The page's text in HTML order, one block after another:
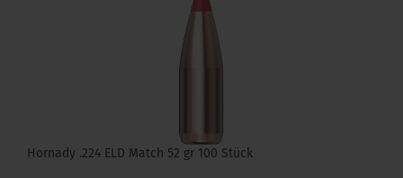
Hornady .224 ELD Match 52 gr 100 Stück